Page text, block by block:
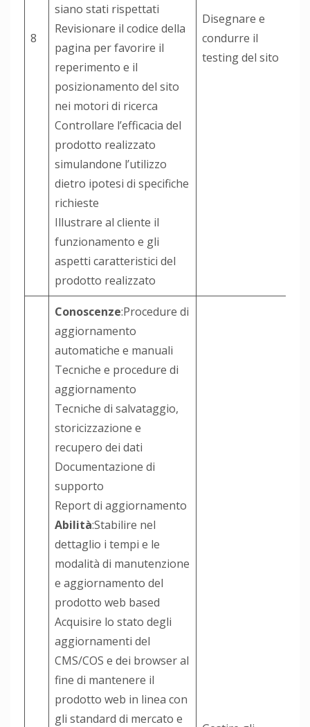
8
siano stati rispettati
Revisionare il codice della
pagina per favorire il
reperimento e il
posizionamento del sito
nei motori di ricerca
Controllare l’efficacia del
prodotto realizzato
simulandone l’utilizzo
dietro ipotesi di specifiche
richieste
Illustrare al cliente il
funzionamento e gli
aspetti caratteristici del
prodotto realizzato
Disegnare e
condurre il
testing del sito
Conoscenze:Procedure di
aggiornamento
automatiche e manuali
Tecniche e procedure di
aggiornamento
Tecniche di salvataggio,
storicizzazione e
recupero dei dati
Documentazione di
supporto
Report di aggiornamento
Abilità:Stabilire nel
dettaglio i tempi e le
modalità di manutenzione
e aggiornamento del
prodotto web based
Acquisire lo stato degli
aggiornamenti del
CMS/COS e dei browser al
fine di mantenere il
prodotto web in linea con
gli standard di mercato e